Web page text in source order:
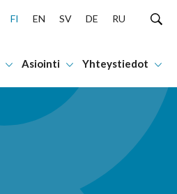
FI EN SV DE RU
Asiointi Yhteystiedot